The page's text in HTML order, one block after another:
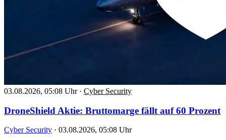
03.08.2026, 05:08 Uhr · Cyber Security
DroneShield Aktie: Bruttomarge fällt auf 60 Prozent
Cyber Security · 03.08.2026, 05:08 Uhr